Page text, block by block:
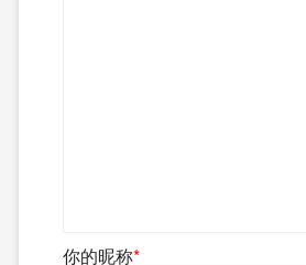
你的昵称*